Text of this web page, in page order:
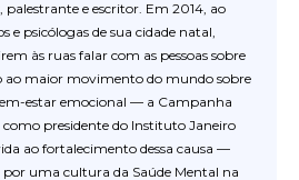
palestrante e escritor. Em 2014, ao
e psicólogas de sua cidade natal,
às ruas falar com as pessoas sobre
ao maior movimento do mundo sobre
estar emocional — a Campanha
como presidente do Instituto Janeiro
ao fortalecimento dessa causa —
uma cultura da Saúde Mental na